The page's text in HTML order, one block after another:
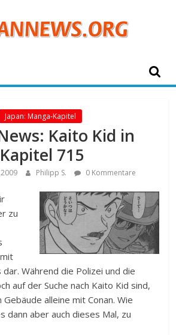
Japan: Manga-Kapitel
Kaito Kid in
Kapitel 715
Philipp S. 0 Kommentare
zu
dar. Während die Polizei und die
auf der Suche nach Kaito Kid sind,
alleine mit Conan. Wie
dann aber auch dieses Mal, zu